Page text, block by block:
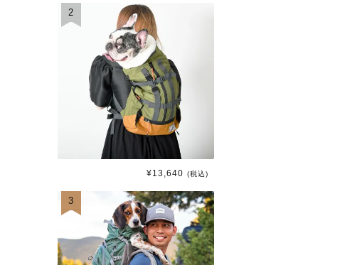
2
¥13,640 (税込)
3